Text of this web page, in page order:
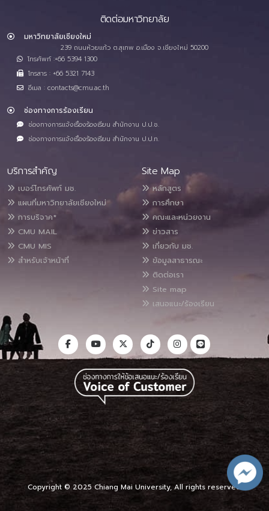
ติดต่อมหาวิทยาลัย
มหาวิทยาลัยเชียงใหม่
239 ถนนห้วยแก้ว ต.สุเทพ อ.เมือง จ.เชียงใหม่ 50200
โทรศัพท์ :+66 5394 1300
โทรสาร : +66 5321 7143
อีเมล : contacts@cmu.ac.th
ช่องทางการร้องเรียน
ช่องทางการแจ้งเรื่องร้องเรียน สำนักงาน ป.ป.ช.
ช่องทางการแจ้งเรื่องร้องเรียน สำนักงาน ป.ป.ท.
บริการสำคัญ
เบอร์โทรศัพท์ มช.
แผนที่มหาวิทยาลัยเชียงใหม่
การบริจาค*
CMU MAIL
CMU MIS
สำหรับเจ้าหน้าที่
Site Map
หลักสูตร
การศึกษา
คณะและหน่วยงาน
ข่าวสาร
เกี่ยวกับ มช.
ข้อมูลสาธารณะ
ติดต่อเรา
Site map
เสนอแนะ/ร้องเรียน
Copyright © 2025 Chiang Mai University, All rights reserved.